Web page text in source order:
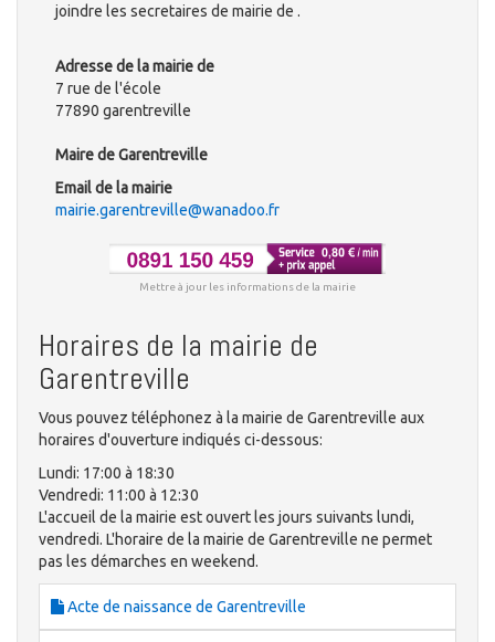
joindre les secretaires de mairie de .
Adresse de la mairie de
7 rue de l'école
77890 garentreville
Maire de Garentreville
Email de la mairie
mairie.garentreville@wanadoo.fr
Mettre à jour les informations de la mairie
Horaires de la mairie de
Garentreville
Vous pouvez téléphonez à la mairie de Garentreville aux
horaires d'ouverture indiqués ci-dessous:
Lundi: 17:00 à 18:30
Vendredi: 11:00 à 12:30
L'accueil de la mairie est ouvert les jours suivants lundi,
vendredi. L'horaire de la mairie de Garentreville ne permet
pas les démarches en weekend.
Acte de naissance de Garentreville